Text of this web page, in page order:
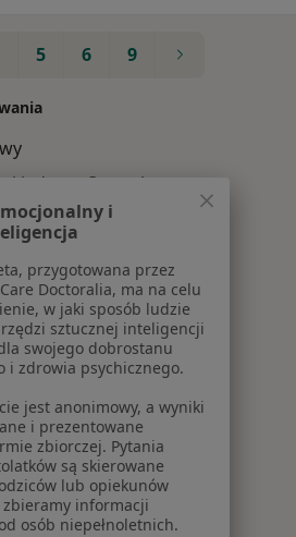
5 6 9
i jądra w Otwocku
jądra w Piasecznie
jądra w Starej Iwicznej
i jądra w Józefowie
i jądra w Ząbkach
W pobliżu Warszawy
w Warszawie
w Warszawie
i
przygotowana przez
Doctoralia, ma na celu
w jaki sposób ludzie
sztucznej inteligencji
swojego dobrostanu
i zdrowia psychicznego.
jest anonimowy, a wyniki
i prezentowane
zbiorczej. Pytania
są skierowane
lub opiekunów
informacji
osób niepełnoletnich.